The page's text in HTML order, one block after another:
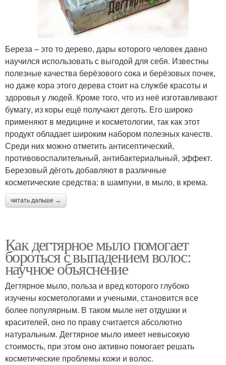
Береза – это то дерево, дары которого человек давно
научился использовать с выгодой для себя. Известны
полезные качества берёзового сока и берёзовых почек,
но даже кора этого дерева стоит на службе красоты и
здоровья у людей. Кроме того, что из неё изготавливают
бумагу, из коры ещё получают деготь. Его широко
применяют в медицине и косметологии, так как этот
продукт обладает широким набором полезных качеств.
Среди них можно отметить антисептический,
противовоспалительный, антибактериальный, эффект.
Березовый дёготь добавляют в различные
косметические средства: в шампуни, в мыло, в крема.
читать дальше →
Как дегтярное мыло помогает
бороться с выпадением волос:
научное объяснение
Дегтярное мыло, польза и вред которого глубоко
изучены косметологами и учеными, становится все
более популярным. В таком мыле нет отдушки и
красителей, оно по праву считается абсолютно
натуральным. Дегтярное мыло имеет невысокую
стоимость, при этом оно активно помогает решать
косметические проблемы кожи и волос.